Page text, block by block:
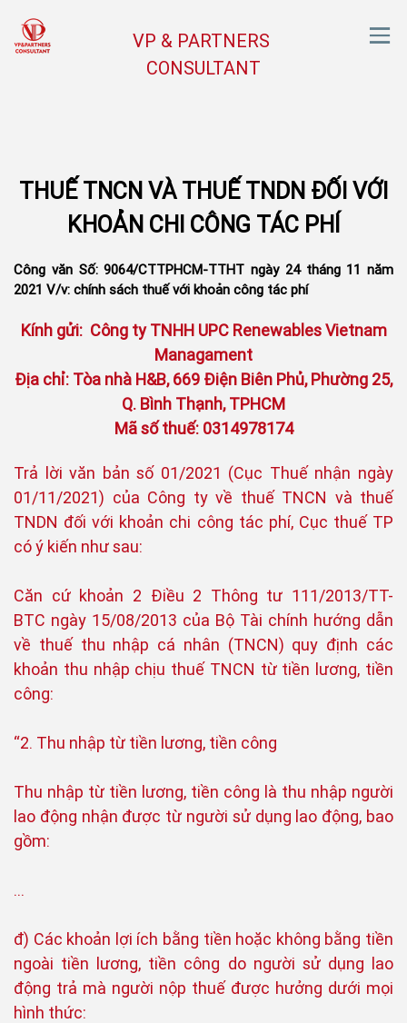
VP & PARTNERS
CONSULTANT
THUẾ TNCN VÀ THUẾ TNDN ĐỐI VỚI
KHOẢN CHI CÔNG TÁC PHÍ
Công văn Số: 9064/CTTPHCM-TTHT ngày 24 tháng 11 năm
2021 V/v: chính sách thuế với khoản công tác phí
Kính gửi: Công ty TNHH UPC Renewables Vietnam
Managament
Địa chỉ: Tòa nhà H&B, 669 Điện Biên Phủ, Phường 25,
Q. Bình Thạnh, TPHCM
Mã số thuế: 0314978174
Trả lời văn bản số 01/2021 (Cục Thuế nhận ngày
01/11/2021) của Công ty về thuế TNCN và thuế
TNDN đối với khoản chi công tác phí, Cục thuế TP
có ý kiến như sau:
Căn cứ khoản 2 Điều 2 Thông tư 111/2013/TT-
BTC ngày 15/08/2013 của Bộ Tài chính hướng dẫn
về thuế thu nhập cá nhân (TNCN) quy định các
khoản thu nhập chịu thuế TNCN từ tiền lương, tiền
công:
“2. Thu nhập từ tiền lương, tiền công
Thu nhập từ tiền lương, tiền công là thu nhập người
lao động nhận được từ người sử dụng lao động, bao
gồm:
…
đ) Các khoản lợi ích bằng tiền hoặc không bằng tiền
ngoài tiền lương, tiền công do người sử dụng lao
động trả mà người nộp thuế được hưởng dưới mọi
hình thức: